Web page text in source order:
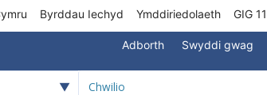
Byrddau Iechyd Ymddiriedolaeth GIG
Adborth Swyddi gwag